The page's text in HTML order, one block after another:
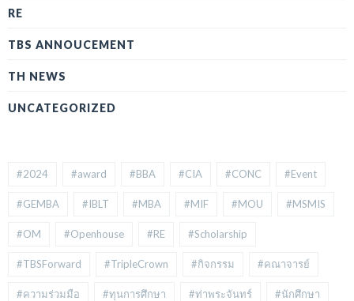
RE
TBS ANNOUCEMENT
TH NEWS
UNCATEGORIZED
#2024 #award #BBA #CIA #CONC #Event
#GEMBA #IBLT #MBA #MIF #MOU #MSMIS
#OM #Openhouse #RE #Scholarship
#TBSForward #TripleCrown #กิจกรรม #คณาจารย์
#ความร่วมมือ #ทุนการศึกษา #ท่าพระจันทร์ #นักศึกษา